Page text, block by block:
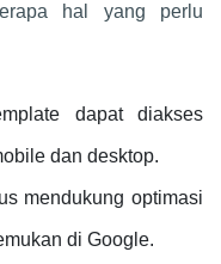
hal yang perlu
dapat diakses
dan desktop.
mendukung optimasi
di Google.